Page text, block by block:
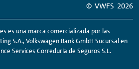
© VWFS 2026
es una marca comercializada por las
S.A., Volkswagen Bank GmbH Sucursal en
Services Correduría de Seguros S.L.